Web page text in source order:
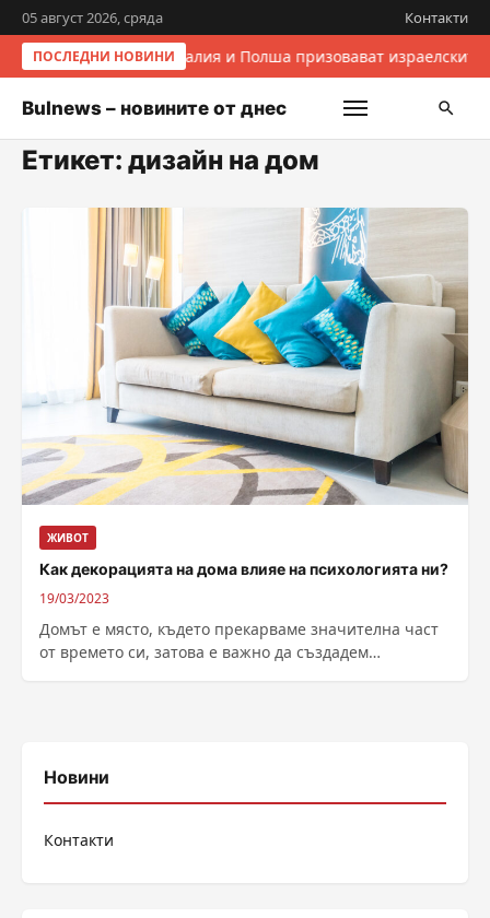
05 август 2026, сряда Контакти
ПОСЛЕДНИ НОВИНИИталия и Полша призовават
Bulnews – новините от днес
Етикет: дизайн на дом
ЖИВОТ
Как декорацията на дома влияе на психологията ни?
19/03/2023
Домът е място, където прекарваме значителна част
от времето си, затова е важно да създадем
Новини
Контакти